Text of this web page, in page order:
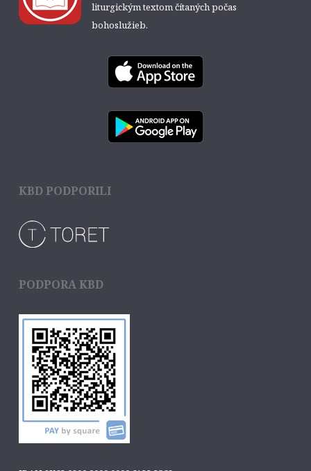
liturgickým textom čítaných počas
bohoslužieb.
KBD PODPORILI
PODPORA KBD